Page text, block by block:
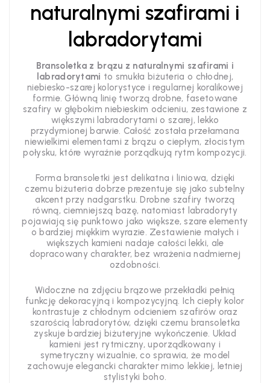
naturalnymi szafirami i
labradorytami
Bransoletka z brązu z naturalnymi szafirami i
labradorytami to smukła biżuteria o chłodnej,
niebiesko-szarej kolorystyce i regularnej koralikowej
formie. Główną linię tworzą drobne, fasetowane
szafiry w głębokim niebieskim odcieniu, zestawione z
większymi labradorytami o szarej, lekko
przydymionej barwie. Całość została przełamana
niewielkimi elementami z brązu o ciepłym, złocistym
połysku, które wyraźnie porządkują rytm kompozycji.
Forma bransoletki jest delikatna i liniowa, dzięki
czemu biżuteria dobrze prezentuje się jako subtelny
akcent przy nadgarstku. Drobne szafiry tworzą
równą, ciemniejszą bazę, natomiast labradoryty
pojawiają się punktowo jako większe, szare elementy
o bardziej miękkim wyrazie. Zestawienie małych i
większych kamieni nadaje całości lekki, ale
dopracowany charakter, bez wrażenia nadmiernej
ozdobności.
Widoczne na zdjęciu brązowe przekładki pełnią
funkcję dekoracyjną i kompozycyjną. Ich ciepły kolor
kontrastuje z chłodnym odcieniem szafirów oraz
szarością labradorytów, dzięki czemu bransoletka
zyskuje bardziej biżuteryjne wykończenie. Układ
kamieni jest rytmiczny, uporządkowany i
symetryczny wizualnie, co sprawia, że model
zachowuje elegancki charakter mimo lekkiej, letniej
stylistyki boho.